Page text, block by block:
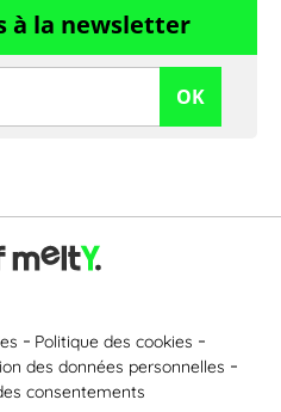
à la newsletter
OK
Politique des cookies
des données personnelles
consentements